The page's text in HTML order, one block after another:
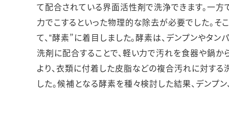
て配合されている界面活性剤で洗浄できます。一方
力でこするといった物理的な除去が必要でした。そ
て、‟酵素”に着目しました。酵素は、デンプンやタ
洗剤に配合することで、軽い力で汚れを食器や鍋
より、衣類に付着した皮脂などの複合汚れに対す
した。候補となる酵素を種々検討した結果、デンプ